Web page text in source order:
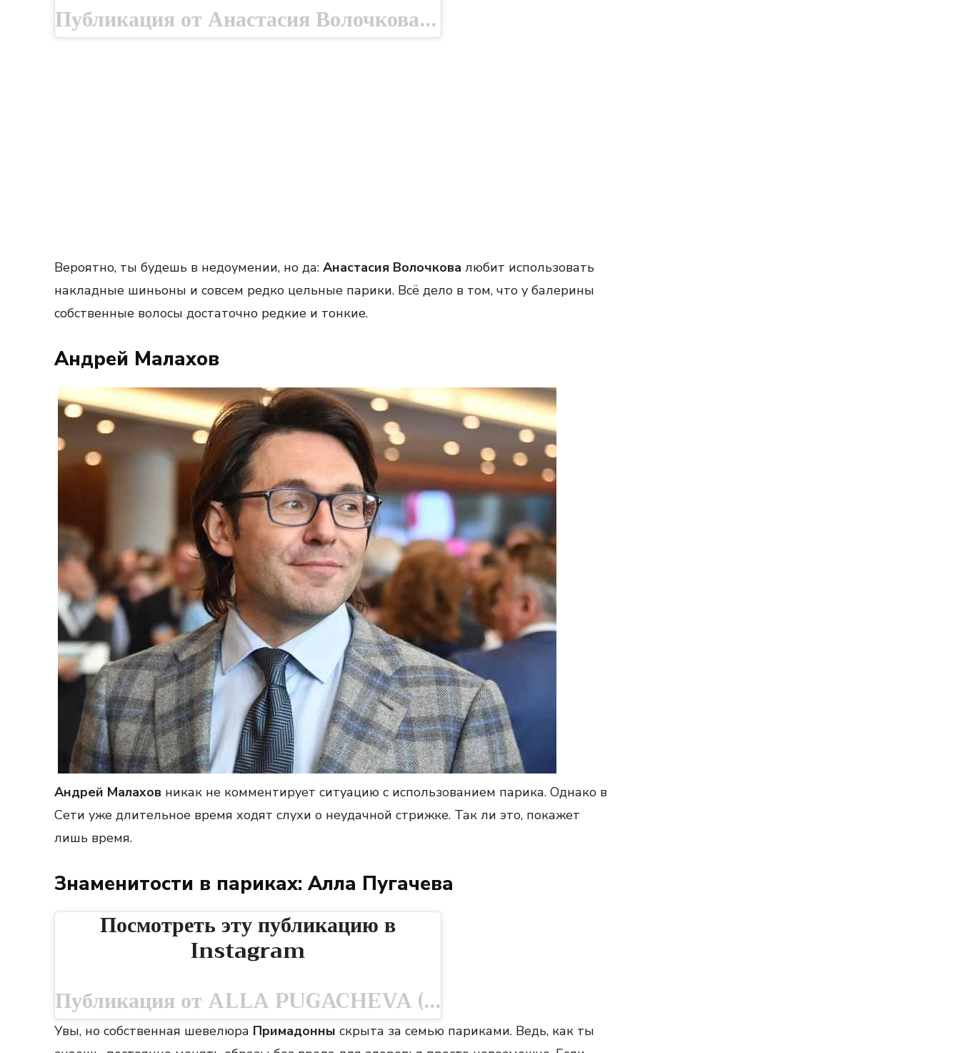
Публикация от Анастасия Волочкова (@volochkova_art)
Вероятно, ты будешь в недоумении, но да: Анастасия Волочкова любит использовать
накладные шиньоны и совсем редко цельные парики. Всё дело в том, что у балерины
собственные волосы достаточно редкие и тонкие.
Андрей Малахов
Андрей Малахов никак не комментирует ситуацию с использованием парика. Однако в
Сети уже длительное время ходят слухи о неудачной стрижке. Так ли это, покажет
лишь время.
Знаменитости в париках: Алла Пугачева
Посмотреть эту публикацию в
Instagram
Публикация от ALLA PUGACHEVA (@alla_orfey)
Увы, но собственная шевелюра Примадонны скрыта за семью париками. Ведь, как ты